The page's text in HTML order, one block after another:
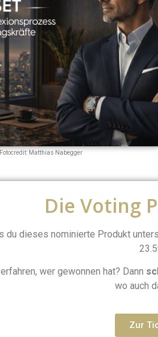
Fotocredit: Matthias Nabegger
Die Voting
du dieses nominierte Produkt
wer gewonnen hat? Dann
wo auch
Zur